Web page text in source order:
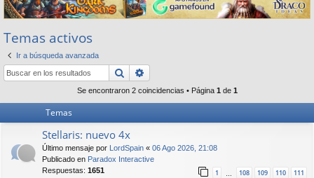
rá
pi
do
s
ar rs
s
c
Temas activos
Ir a búsqueda avanzada
Buscar
Se encontraron 2 coincidencias • Página 1 de 1
Temas
Stellaris: nuevo 4x
Último mensaje por LordSpain « 06 Ago 2026, 21:08
Publicado en Paradox Interactive
Respuestas: 1651 1 108 109 110 111